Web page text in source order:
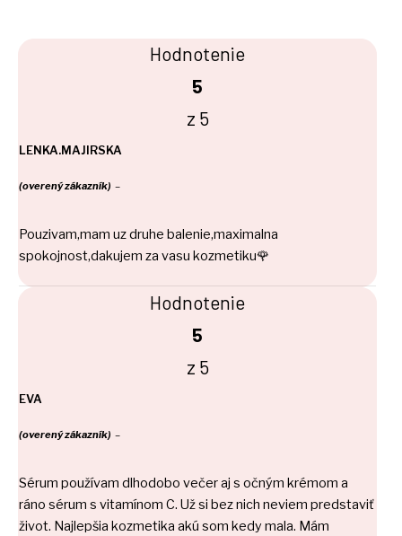
Hodnotenie
5
z 5
LENKA.MAJIRSKA
(overený zákazník) –
Pouzivam,mam uz druhe balenie,maximalna
spokojnost,dakujem za vasu kozmetiku🌹
Hodnotenie
5
z 5
EVA
(overený zákazník) –
Sérum používam dlhodobo večer aj s očným krémom a
ráno sérum s vitamínom C. Už si bez nich neviem predstaviť
život. Najlepšia kozmetika akú som kedy mala. Mám